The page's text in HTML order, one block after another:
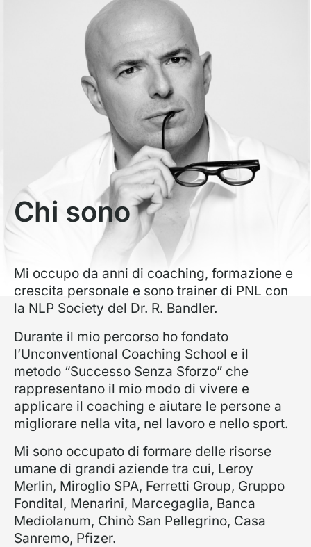
Chi sono
Mi occupo da anni di coaching, formazione e
crescita personale e sono trainer di PNL con
la NLP Society del Dr. R. Bandler.
Durante il mio percorso ho fondato
l’Unconventional Coaching School e il
metodo “Successo Senza Sforzo” che
rappresentano il mio modo di vivere e
applicare il coaching e aiutare le persone a
migliorare nella vita, nel lavoro e nello sport.
Mi sono occupato di formare delle risorse
umane di grandi aziende tra cui, Leroy
Merlin, Miroglio SPA, Ferretti Group, Gruppo
Fondital, Menarini, Marcegaglia, Banca
Mediolanum, Chinò San Pellegrino, Casa
Sanremo, Pfizer.